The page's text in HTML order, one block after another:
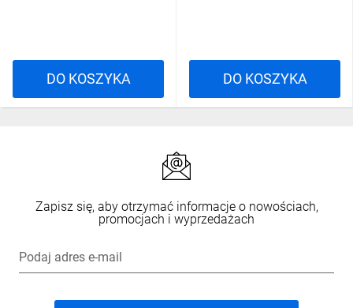
DO KOSZYKA DO KOSZYKA
Zapisz się, aby otrzymać informacje o nowościach,
promocjach i wyprzedażach
Podaj adres e-mail